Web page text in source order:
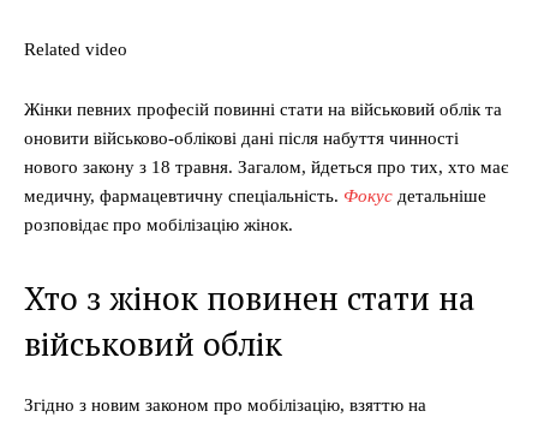
Related video
Жінки певних професій повинні стати на військовий облік та
оновити військово-облікові дані після набуття чинності
нового закону з 18 травня. Загалом, йдеться про тих, хто має
медичну, фармацевтичну спеціальність. Фокус детальніше
розповідає про мобілізацію жінок.
Хто з жінок повинен стати на
військовий облік
Згідно з новим законом про мобілізацію, взяттю на